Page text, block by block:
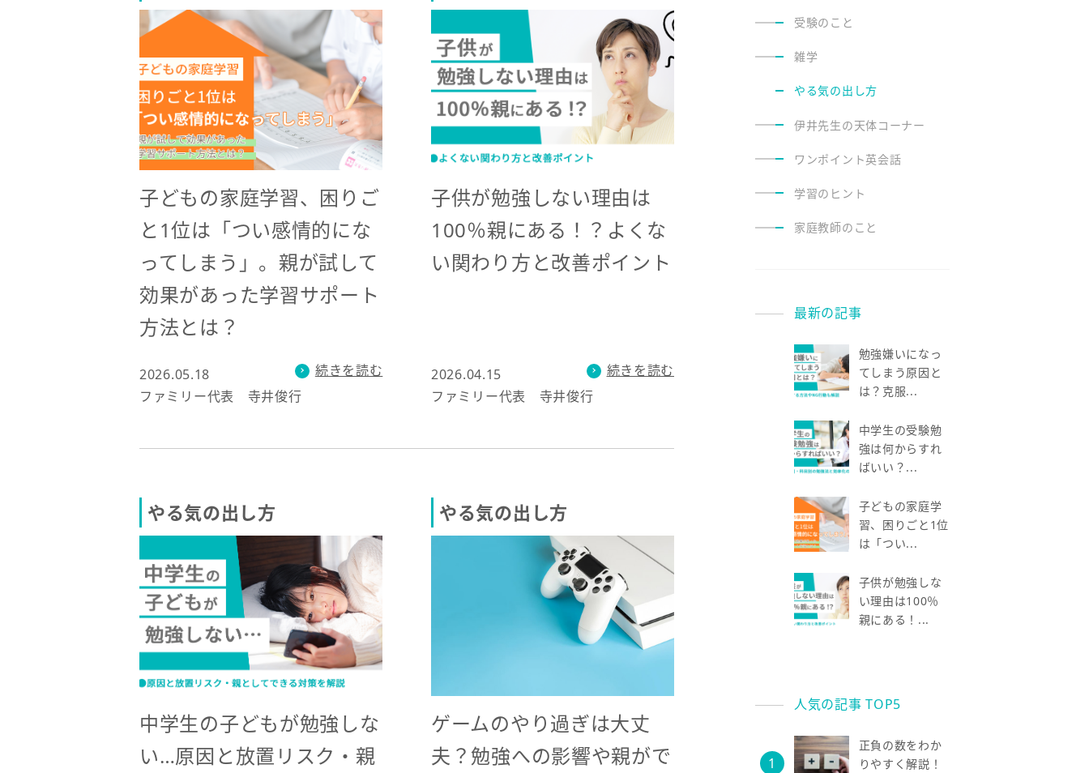
子どもの家庭学習、困りご
と1位は「つい感情的にな
ってしまう」。親が試して
効果があった学習サポート
方法とは？
2026.05.18
ファミリー代表 寺井俊行
続きを読む
子供が勉強しない理由は
100％親にある！？よくな
い関わり方と改善ポイント
2026.04.15
ファミリー代表 寺井俊行
続きを読む
やる気の出し方
中学生の子どもが勉強しな
い…原因と放置リスク・親
やる気の出し方
ゲームのやり過ぎは大丈
夫？勉強への影響や親がで
受験のこと
雑学
やる気の出し方
伊井先生の天体コーナー
ワンポイント英会話
学習のヒント
家庭教師のこと
最新の記事
勉強嫌いになっ
てしまう原因と
は？克服...
中学生の受験勉
強は何からすれ
ばいい？...
子どもの家庭学
習、困りごと1位
は「つい...
子供が勉強しな
い理由は100％
親にある！...
人気の記事 TOP5
正負の数をわか
りやすく解説！